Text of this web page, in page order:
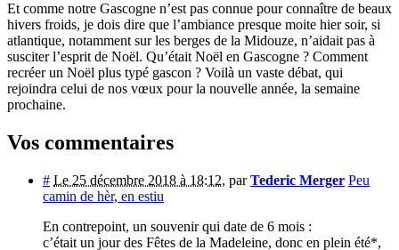
Et comme notre Gascogne n’est pas connue pour connaître de beaux
hivers froids, je dois dire que l’ambiance presque moite hier soir, si
atlantique, notamment sur les berges de la Midouze, n’aidait pas à
susciter l’esprit de Noël. Qu’était Noël en Gascogne ? Comment
recréer un Noël plus typé gascon ? Voilà un vaste débat, qui
rejoindra celui de nos vœux pour la nouvelle année, la semaine
prochaine.
Vos commentaires
# Le 25 décembre 2018 à 18:12, parTederic Merger Peu
camin de hèr, en estiu
En contrepoint, un souvenir qui date de 6 mois :
c’était un jour des Fêtes de la Madeleine, donc en plein été*,